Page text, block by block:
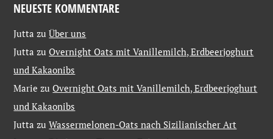
NEUESTE KOMMENTARE
Jutta zuÜber uns
Jutta zuOvernight Oats mit Vanillemilch, Erdbeerjoghurt
und Kakaonibs
Marie zuOvernight Oats mit Vanillemilch, Erdbeerjoghurt
und Kakaonibs
Jutta zuWassermelonen-Oats nach Sizilianischer Art